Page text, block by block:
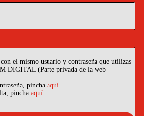
el mismo usuario y contraseña que utilizas
DIGITAL (Parte privada de la web
pincha aquí.
pincha aquí.